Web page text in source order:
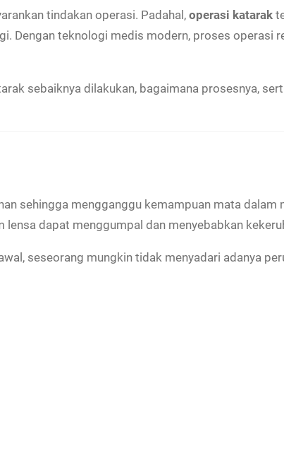
tindakan operasi. Padahal,operasi katarak
Dengan teknologi medis modern, proses operasi
sebaiknya dilakukan, bagaimana prosesnya,
sehingga mengganggu kemampuan mata dalam
dapat menggumpal dan menyebabkan
seseorang mungkin tidak menyadari adanya